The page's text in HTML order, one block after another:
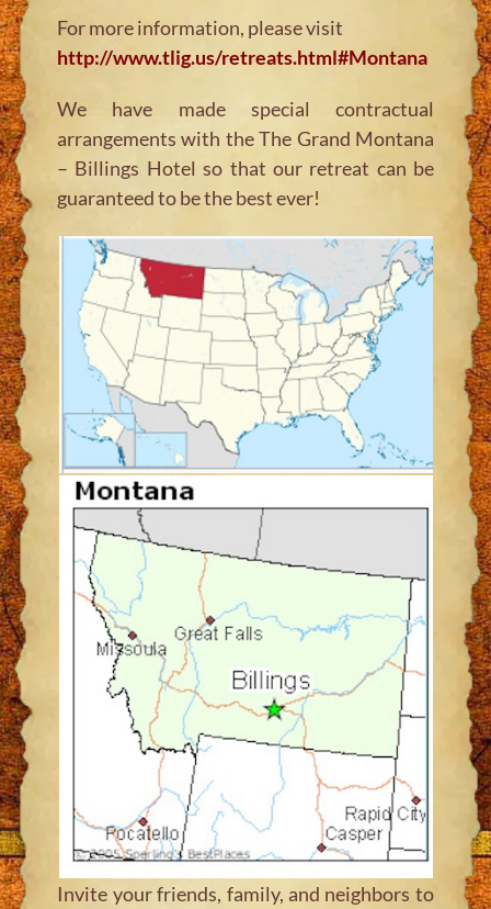
For more information, please visit
http://www.tlig.us/retreats.html#Montana
We have made special contractual
arrangements with the The Grand Montana
– Billings Hotel so that our retreat can be
guaranteed to be the best ever!
Invite your friends, family, and neighbors to